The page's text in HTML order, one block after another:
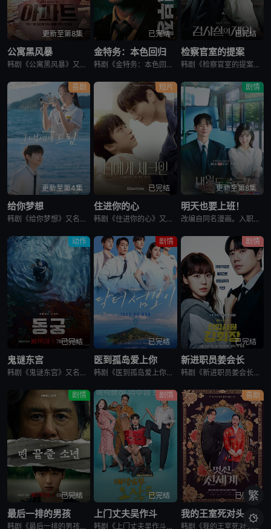
更新至第8集
公寓黑风暴
韩剧《公寓黑风暴》又名：公寓,The Apartment Job,아파트，讲述了：曾经的帮派老大急需现金，于是和有志成为律师的同伴合作，打算窃取住宅社区的储备基金，却意外揭开深藏的腐败真相。
已完结
金特务：本色回归
韩剧《金特务：本色回归》又名金部长,Agent Kim,김부장,金特务：本色回归，剧中主角金科长由苏志燮饰演。在剧中，金科长是敏智的父亲，也是一名朝鲜间谍。他被派去执行无数特别任务，包括17次朝鲜任务
已完结
检察官室的提案
韩剧《检察官室的提案》又名：检察官办公室的提议,检察官的提案(台),The Prosecutors Proposal,검사실의 제안，讲述了：改编自同名小说。一个是凶手的儿子，一个是受害者的儿子——一
喜剧
更新至第4集
给你梦想
韩剧《给你梦想》又名：Dream For You,그대에게 드림，讲述了：该剧是一部浪漫喜剧，讲述了连一个梦想都无所畏惧的十几岁，被现实挡住而受挫的二十几岁，像变成那样的大人的三十几岁的记者李载与一个
短片
已完结
住进你的心
韩剧《住进你的心》又名：Check In To You,너에게 체크인，讲述了：一位是完美主义、以利益为重的冷酷CEO车道京，他计划卖掉一间充满魅力的民宿；另一位是感性、温柔且深爱这个民宿的经理尹智梧
剧情
更新至第8集
明天也要上班！
改编自同名漫画。入职五年的智允在无聊的公司生活中与公司最挑剔的男上司时宇纠缠在了一起，甚至以不想结婚为由而逃跑的前男友秋天出现了...
动作
已完结
鬼谜东宫
韩剧《鬼谜东宫》又名：东宫,East Palace,동궁，讲述了：讲述拥有穿梭于灵界能力的具天（南柱赫 饰）和能听见死者声音的宫女生姜（卢允瑞 饰）被王（曹承佑 饰）召见，以揭开笼罩在世子宫中的诅咒的
剧情
已完结
医到孤岛爱上你
韩剧《医到孤岛爱上你》讲述了，立志成为顶尖整形外科医生都志义（李宰旭 饰），同身世神秘的助理护士陆遐俐（辛叡恩 饰），在命运安排下被分配到与世隔绝、恶名昭彰的“平同岛”上工作。两个同样受伤的灵魂，在艰
剧情
已完结
新进职员姜会长
韩剧《新进职员姜会长》改编自同名小说。韩国10大财阀崔成集团的会长姜龙浩在宣布隐退后，与从天而降的新员工相撞，莫名其妙进入该员工身体后发生的故事。
剧情
已完结
最后一排的男孩
韩剧《最后一排的男孩》又名最后一排的少年,末行手记,末排的少年,登堂入室(韩国版),The Boy in the Last Row,Notes from the Last Row,맨 끝줄 소년,最后
剧情
已完结
上门丈夫吴作斗
韩剧《上门丈夫吴作斗》讲述了，30代中半，什么都不缺的单身女，社会对单身女的偏见与不便，所以她为了获得“有夫之妇”的社会地位，而将吴作斗带回家作为入赘丈夫，两人从结婚到恋爱的逆行爱情故事，计划能引起这
喜剧
已完结
我的王室死对头
韩剧《我的王室死对头》讲述了，朝鲜时代恶名昭彰的妖妃姜丹心（林智妍 饰）被赐死后，灵魂意外穿越附身到2026年一名无名女演员申瑞莉身上。正当她决心在现代重活一次、远离男人时，却遇上了被称为“资本主义怪
繁
